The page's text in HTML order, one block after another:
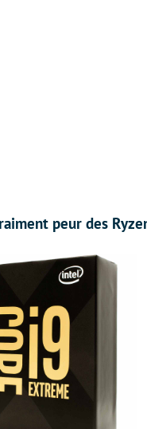
peur des